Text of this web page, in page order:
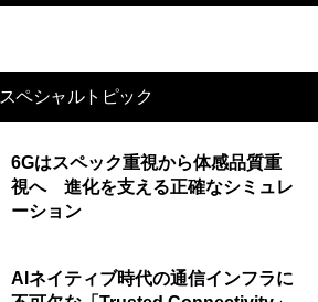
スペシャルトピック
6Gはスペック重視から体感品質重
視へ 進化を支える正確なシミュレ
ーション
AIネイティブ時代の通信インフラに